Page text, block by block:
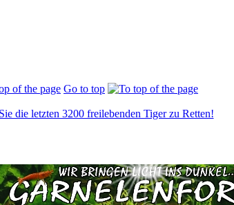
Go to top